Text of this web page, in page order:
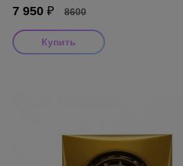
7 950 ₽ 8600